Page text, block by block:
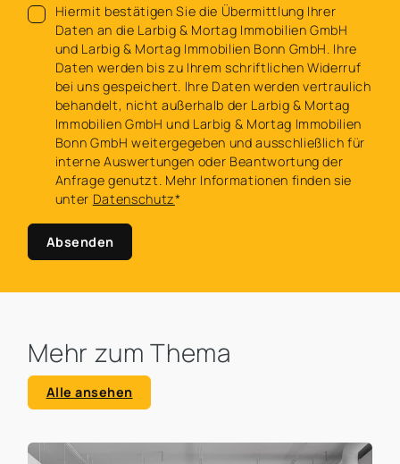
Hiermit bestätigen Sie die Übermittlung Ihrer
Daten an die Larbig & Mortag Immobilien GmbH
und Larbig & Mortag Immobilien Bonn GmbH. Ihre
Daten werden bis zu Ihrem schriftlichen Widerruf
bei uns gespeichert. Ihre Daten werden vertraulich
behandelt, nicht außerhalb der Larbig & Mortag
Immobilien GmbH und Larbig & Mortag Immobilien
Bonn GmbH weitergegeben und ausschließlich für
interne Auswertungen oder Beantwortung der
Anfrage genutzt. Mehr Informationen finden sie
unter Datenschutz*
Absenden
Mehr zum Thema
Alle ansehen